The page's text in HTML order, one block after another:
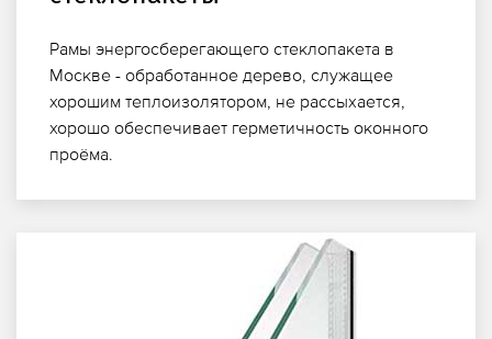
Рамы энергосберегающего стеклопакета в
Москве - обработанное дерево, служащее
хорошим теплоизолятором, не рассыхается,
хорошо обеспечивает герметичность оконного
проёма.